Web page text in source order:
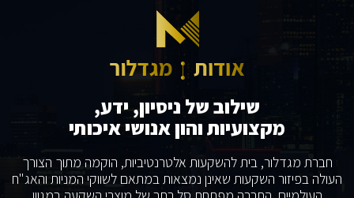
שילוב של ניסיון, ידע,
מקצועיות והון אנושי איכותי
חברת מגדלור, בית להשקעות אלטרנטיביות, הוקמה מתוך הצורך
העולה בפיזור השקעות שאינן נמצאות במתאם לשווקי המניות והאג"ח